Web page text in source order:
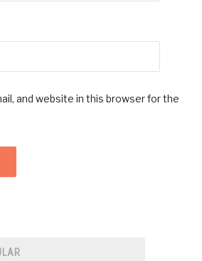
and website in this browser for the